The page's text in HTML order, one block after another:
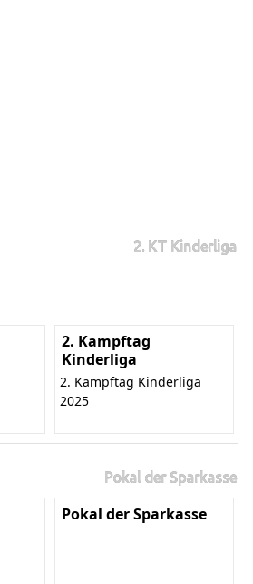
2. KT Kinderliga
2. Kampftag
Kinderliga
2. Kampftag Kinderliga
2025
Pokal der Sparkasse
Pokal der Sparkasse